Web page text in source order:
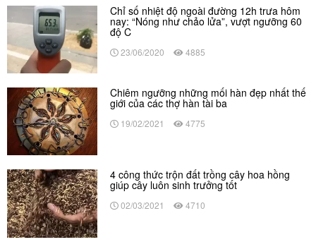
Chỉ số nhiệt độ ngoài đường 12h trưa hôm
nay: “Nóng như chảo lửa”, vượt ngưỡng 60
độ C
23/06/2020 4885
Chiêm ngưỡng những mối hàn đẹp nhất thế
giới của các thợ hàn tài ba
19/02/2021 4775
4 công thức trộn đất trồng cây hoa hồng
giúp cây luôn sinh trưởng tốt
02/03/2021 4710